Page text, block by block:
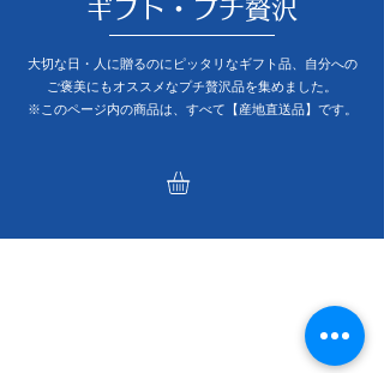
​ギフト・プチ贅沢
大切な日・人に贈るのにピッタリなギフト品、自分への
ご褒美にもオススメなプチ贅沢品を集めました。
※このページ内の商品は、すべて【産地直送品】です。